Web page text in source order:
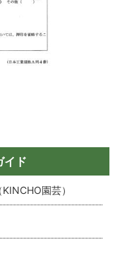
イド
園芸）